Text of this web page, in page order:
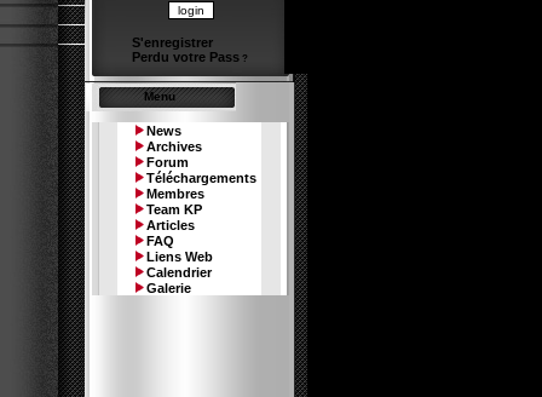
S'enregistrer
Perdu votre Pass ?
Menu
News
Archives
Forum
Téléchargements
Membres
Team KP
Articles
FAQ
Liens Web
Calendrier
Galerie